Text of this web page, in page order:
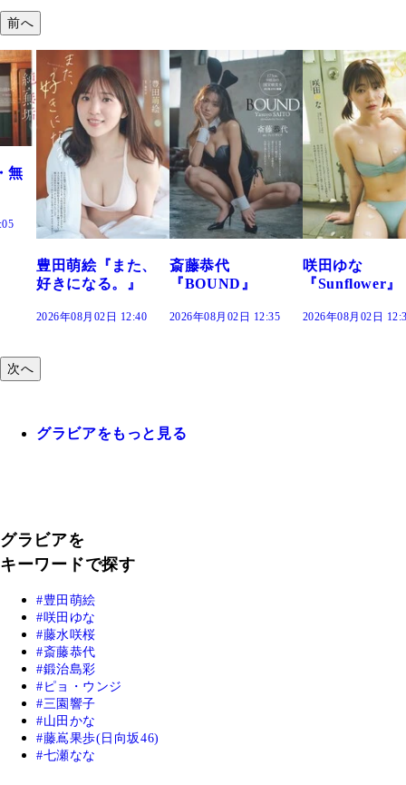
前へ
斎藤恭代
『BOUND』
2026年08月02日 12:35
咲田ゆな
『Sunflower』
2026年08月02日 12:30
藤水咲桜『花
だまり』
2026年08月02日
次へ
グラビアをもっと見る
グラビアを
キーワードで探す
豊田萌絵
咲田ゆな
藤水咲桜
斎藤恭代
鍛治島彩
ピョ・ウンジ
三園響子
山田かな
藤嶌果歩(日向坂46)
七瀬なな